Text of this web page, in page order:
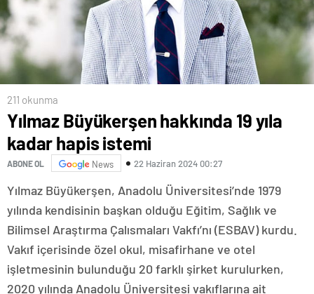
211 okunma
Yılmaz Büyükerşen hakkında 19 yıla
kadar hapis istemi
ABONE OL News 22 Haziran 2024 00:27
Yılmaz Büyükerşen, Anadolu Üniversitesi’nde 1979
yılında kendisinin başkan olduğu Eğitim, Sağlık ve
Bilimsel Araştırma Çalısmaları Vakfı’nı (ESBAV) kurdu.
Vakıf içerisinde özel okul, misafirhane ve otel
işletmesinin bulunduğu 20 farklı şirket kurulurken,
2020 yılında Anadolu Üniversitesi vakıflarına ait